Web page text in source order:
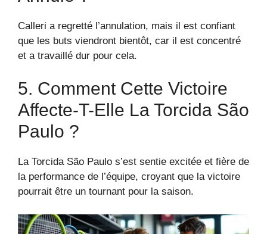
Calleri a regretté l’annulation, mais il est confiant
que les buts viendront bientôt, car il est concentré
et a travaillé dur pour cela.
5. Comment Cette Victoire
Affecte-T-Elle La Torcida São
Paulo ?
La Torcida São Paulo s’est sentie excitée et fière de
la performance de l’équipe, croyant que la victoire
pourrait être un tournant pour la saison.